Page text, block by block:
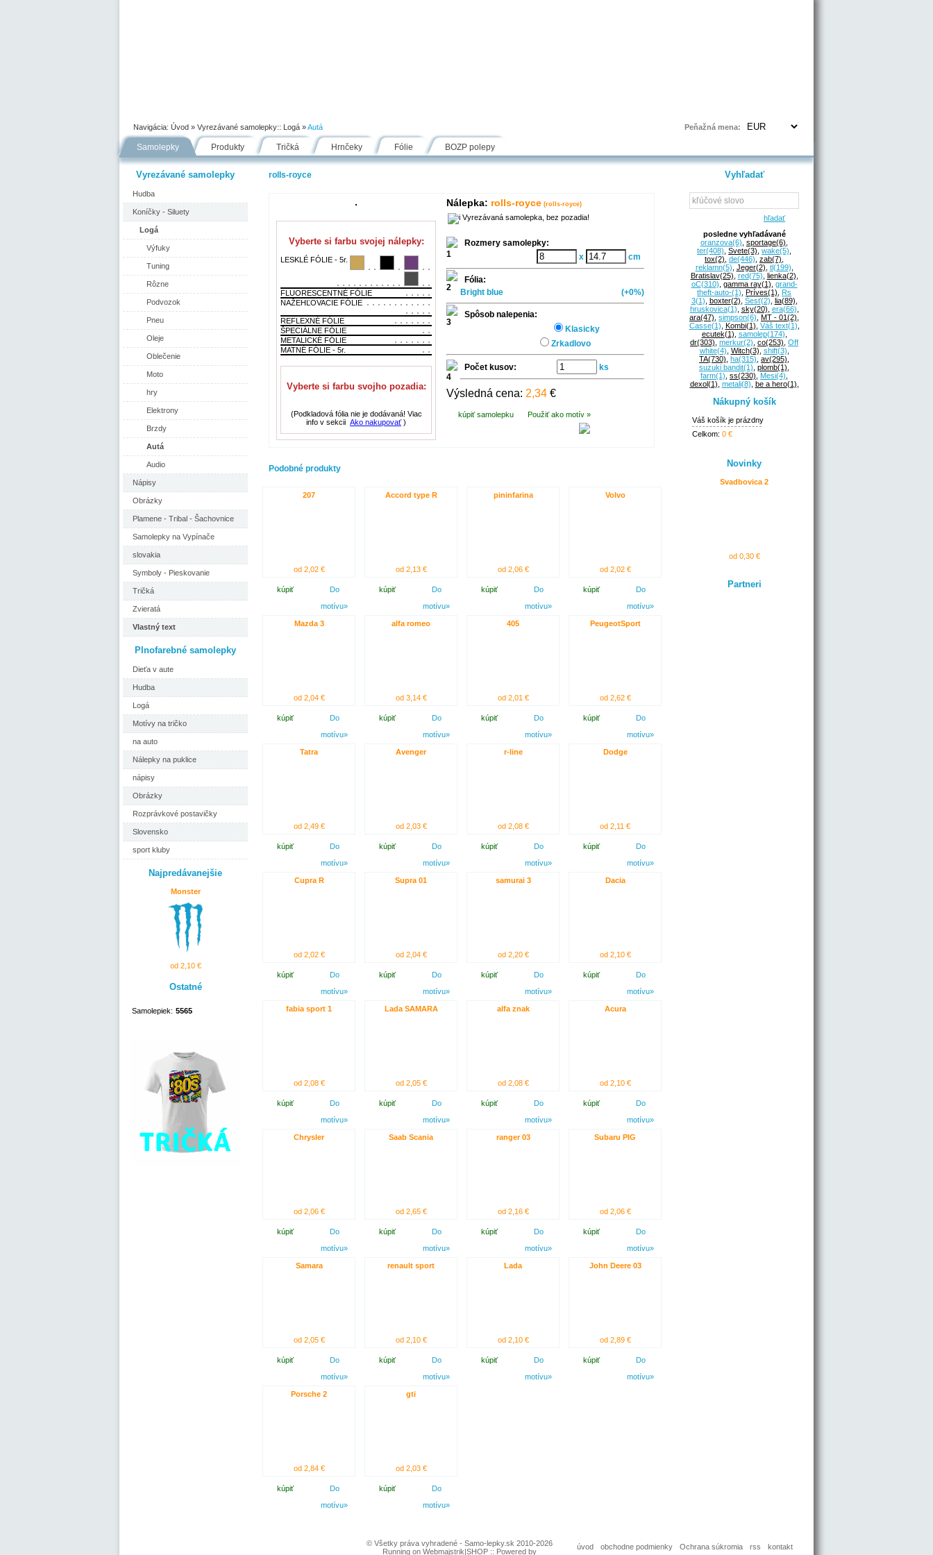
Navigácia: Úvod » Vyrezávané samolepky:: Logá »Autá Peňažná mena:
Samolepky Produkty Tričká Hrnčeky Fólie BOZP polepy
Vyrezávané samolepky
Hudba
Koníčky - Siluety
Logá
Výfuky
Tuning
Rôzne
Podvozok
Pneu
Oleje
Oblečenie
Moto
hry
Elektrony
Brzdy
Autá
Audio
Nápisy
Obrázky
Plamene - Tribal - Šachovnice
Samolepky na Vypínače
slovakia
Symboly - Pieskovanie
Tričká
Zvieratá
Vlastný text
Plnofarebné samolepky
Dieťa v aute
Hudba
Logá
Motívy na tričko
na auto
Nálepky na puklice
nápisy
Obrázky
Rozprávkové postavičky
Slovensko
sport kluby
Najpredávanejšie
Monster
od 2,10 €
Ostatné
Samolepiek: 5565
rolls-royce
Vyberte si farbu svojej nálepky:
LESKLÉ FÓLIE - 5r.
FLUORESCENTNÉ FÓLIE
NAŽEHĽOVACIE FÓLIE
REFLEXNÉ FÓLIE
ŠPECIÁLNE FÓLIE
METALICKÉ FÓLIE
MATNÉ FÓLIE - 5r.
Vyberte si farbu svojho pozadia:
(Podkladová fólia nie je dodávaná! Viac
info v sekcii Ako nakupovať )
Nálepka: rolls-royce (rolls-royce)
Vyrezávaná samolepka, bez pozadia!
Rozmery samolepky:
x
cm
Fólia:
Bright blue
(+0%)
Spôsob nalepenia:
Klasicky
Zrkadlovo
Počet kusov: ks
Výsledná cena: 2,34 €
kúpiť samolepku Použiť ako motív »
Podobné produkty
207
od 2,02 €
kúpiť
Do
motívu»
Accord type R
od 2,13 €
kúpiť
Do
motívu»
pininfarina
od 2,06 €
kúpiť
Do
motívu»
Volvo
od 2,02 €
kúpiť
Do
motívu»
Mazda 3
od 2,04 €
kúpiť
Do
motívu»
alfa romeo
od 3,14 €
kúpiť
Do
motívu»
405
od 2,01 €
kúpiť
Do
motívu»
PeugeotSport
od 2,62 €
kúpiť
Do
motívu»
Tatra
od 2,49 €
kúpiť
Do
motívu»
Avenger
od 2,03 €
kúpiť
Do
motívu»
r-line
od 2,08 €
kúpiť
Do
motívu»
Dodge
od 2,11 €
kúpiť
Do
motívu»
Cupra R
od 2,02 €
kúpiť
Do
motívu»
Supra 01
od 2,04 €
kúpiť
Do
motívu»
samurai 3
od 2,20 €
kúpiť
Do
motívu»
Dacia
od 2,10 €
kúpiť
Do
motívu»
fabia sport 1
od 2,08 €
kúpiť
Do
motívu»
Lada SAMARA
od 2,05 €
kúpiť
Do
motívu»
alfa znak
od 2,08 €
kúpiť
Do
motívu»
Acura
od 2,10 €
kúpiť
Do
motívu»
Chrysler
od 2,06 €
kúpiť
Do
motívu»
Saab Scania
od 2,65 €
kúpiť
Do
motívu»
ranger 03
od 2,16 €
kúpiť
Do
motívu»
Subaru PIG
od 2,06 €
kúpiť
Do
motívu»
Samara
od 2,05 €
kúpiť
Do
motívu»
renault sport
od 2,10 €
kúpiť
Do
motívu»
Lada
od 2,10 €
kúpiť
Do
motívu»
John Deere 03
od 2,89 €
kúpiť
Do
motívu»
Porsche 2
od 2,84 €
kúpiť
Do
motívu»
gti
od 2,03 €
kúpiť
Do
motívu»
Vyhľadať
hľadať
posledne vyhľadávané
oranzova(6) sportage(6)
ter(408) Svete(3) wake(5)
tox(2) de(446) zab(7)
reklamn(5) Jeger(2) tl(199)
Bratislav(25) red(75) lienka(2)
oC(310) gamma ray(1) grand-
theft-auto-(1) Príves(1)
Rs
3(1) boxter(2) Šesť(2) lia(89)
hruskovica(1) sky(20) era(66)
ara(47) simpson(6) MT - 01(2)
Casse(1) Kombi(1) Váš text(1)
ecutek(1) samolep(174)
dr(303) merkur(2) co(253) Off
white(4) Witch(3) shift(3)
TA(730) ha(315) av(295)
suzuki bandit(1) plomb(1)
farm(1) ss(230) Mesi(4)
dexol(1) metali(8) be a hero(1)
Nákupný košík
Váš košík je prázdny
Celkom: 0 €
Novinky
Svadbovica 2
od 0,30 €
Partneri
© Všetky práva vyhradené - Samo-lepky.sk 2010-2026
Running on Webmajstrik|SHOP :: Powered by
úvod obchodne podmienky Ochrana súkromia rss kontakt